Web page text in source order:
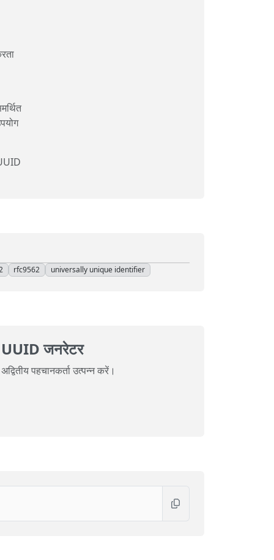
rfc9562 universally unique identifier
UUID जनरेटर
अद्वितीय पहचानकर्ता उत्पन्न करें।